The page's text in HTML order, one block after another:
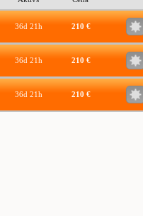
36d 21h 210 €
36d 21h 210 €
36d 21h 210 €